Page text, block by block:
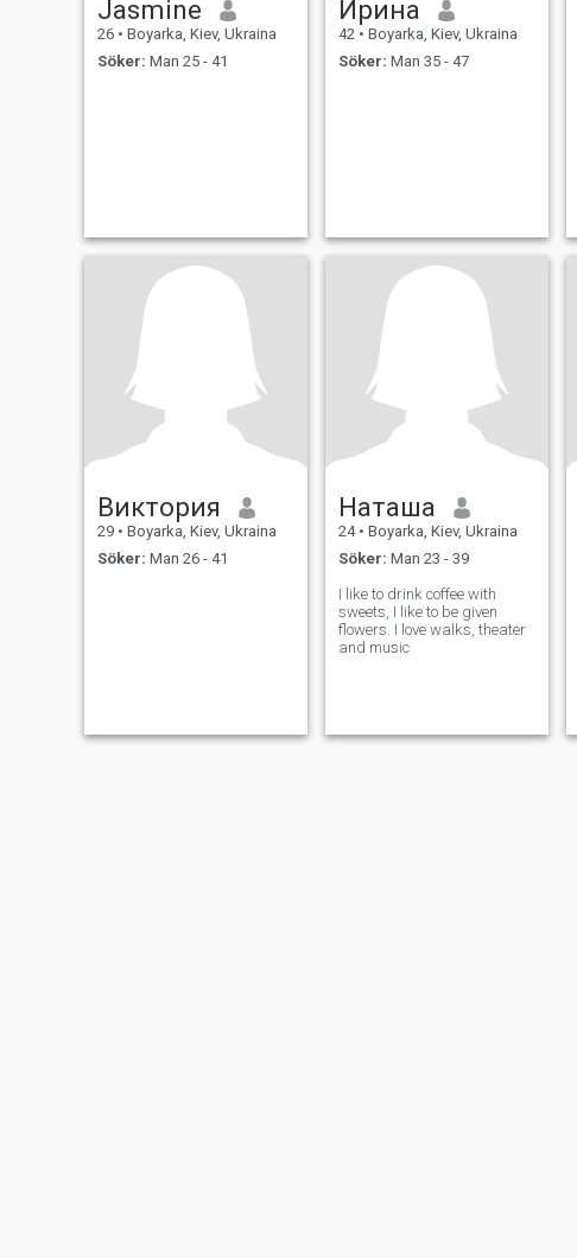
Jasmine
26 • Boyarka, Kiev, Ukraina
Söker: Man 25 - 41
Ирина
42 • Boyarka, Kiev, Ukraina
Söker: Man 35 - 47
Виктория
29 • Boyarka, Kiev, Ukraina
Söker: Man 26 - 41
Наташа
24 • Boyarka, Kiev, Ukraina
Söker: Man 23 - 39
I like to drink coffee with
sweets, I like to be given
flowers. I love walks, theater
and music